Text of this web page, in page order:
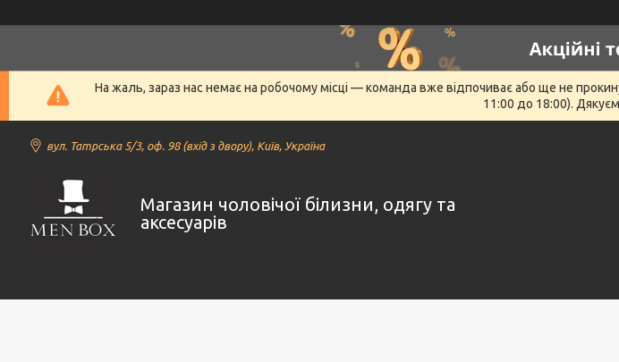
На жаль, зараз нас немає на робочому місці — команда вже відпочиває або ще не
11:00 до 18:00).
вул. Татрська 5/3, оф. 98 (вхід з двору), Київ, Україна
Магазин чоловічої білизни, одягу та
аксесуарів